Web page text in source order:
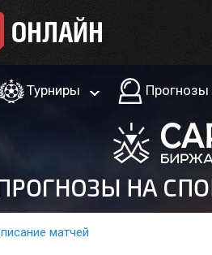
Турниры Прогнозы
матчей